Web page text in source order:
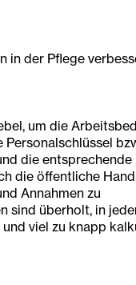
in der Pflege
um die
Personalschlüssel
die entsprechende
die öffentliche
Annahmen zu
sind überholt, in
viel zu knapp